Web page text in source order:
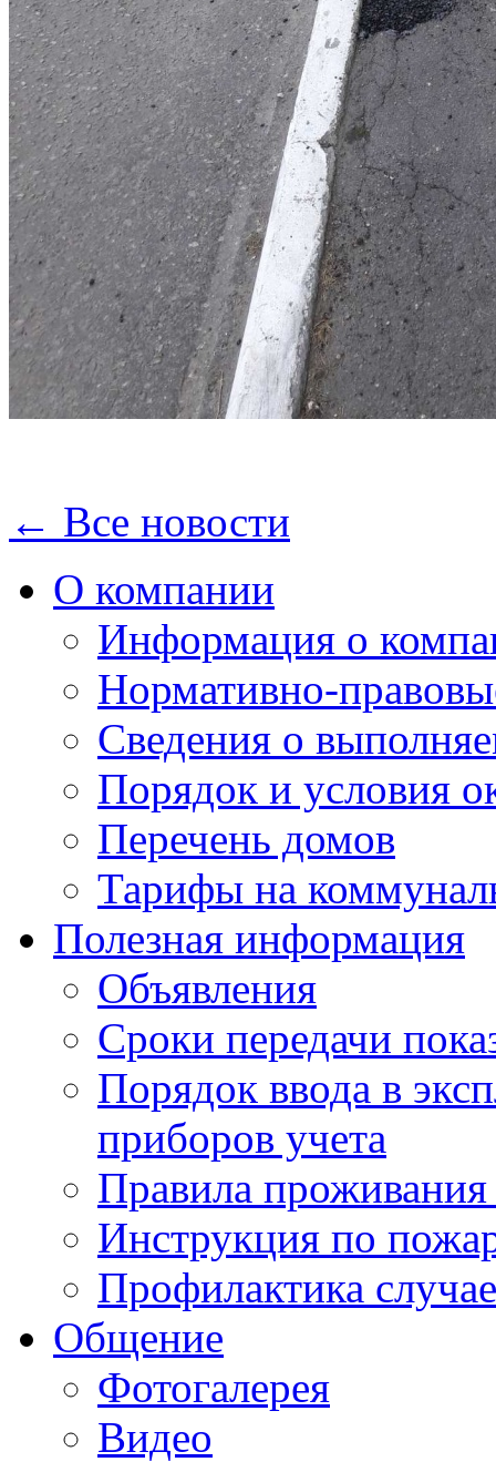
← Все новости
О компании
Информация о
Нормативно-
Сведения о
Порядок и условия
Перечень домов
Тарифы на
Полезная информация
Объявления
Сроки передачи
Порядок ввода в
приборов учета
Правила
Инструкция по
Профилактика
Общение
Фотогалерея
Видео